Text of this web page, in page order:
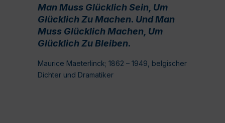
Man Muss Glücklich Sein, Um
Glücklich Zu Machen. Und Man
Muss Glücklich Machen, Um
Glücklich Zu Bleiben.
Maurice Maeterlinck; 1862 – 1949, belgischer
Dichter und Dramatiker